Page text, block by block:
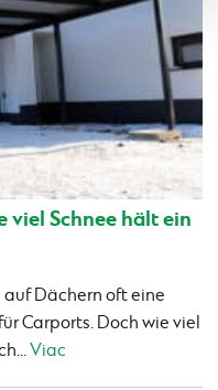
viel Schnee hält ein
Dächern oft eine
Carports. Doch wie viel
Viac